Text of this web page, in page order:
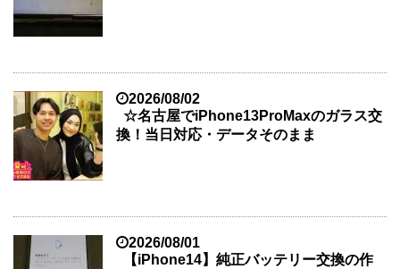
2026/08/02
☆名古屋でiPhone13ProMaxのガラス交
換！当日対応・データそのまま
2026/08/01
【iPhone14】純正バッテリー交換の作